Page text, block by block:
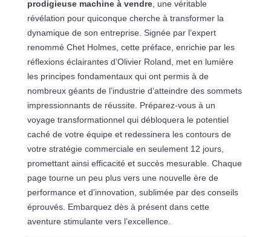
prodigieuse machine à vendre, une véritable
révélation pour quiconque cherche à transformer la
dynamique de son entreprise. Signée par l’expert
renommé Chet Holmes, cette préface, enrichie par les
réflexions éclairantes d’Olivier Roland, met en lumière
les principes fondamentaux qui ont permis à de
nombreux géants de l’industrie d’atteindre des sommets
impressionnants de réussite. Préparez-vous à un
voyage transformationnel qui débloquera le potentiel
caché de votre équipe et redessinera les contours de
votre stratégie commerciale en seulement 12 jours,
promettant ainsi efficacité et succès mesurable. Chaque
page tourne un peu plus vers une nouvelle ère de
performance et d’innovation, sublimée par des conseils
éprouvés. Embarquez dès à présent dans cette
aventure stimulante vers l’excellence.